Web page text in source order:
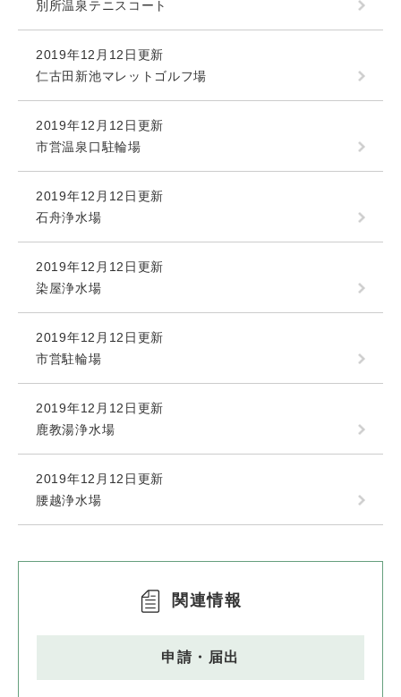
別所温泉テニスコート
2019年12月12日更新
仁古田新池マレットゴルフ場
2019年12月12日更新
市営温泉口駐輪場
2019年12月12日更新
石舟浄水場
2019年12月12日更新
染屋浄水場
2019年12月12日更新
市営駐輪場
2019年12月12日更新
鹿教湯浄水場
2019年12月12日更新
腰越浄水場
関連情報
申請・届出